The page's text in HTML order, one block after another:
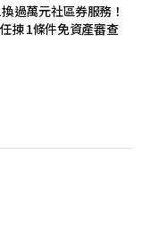
過萬元社區券服務！
揀 1條件免資產審查